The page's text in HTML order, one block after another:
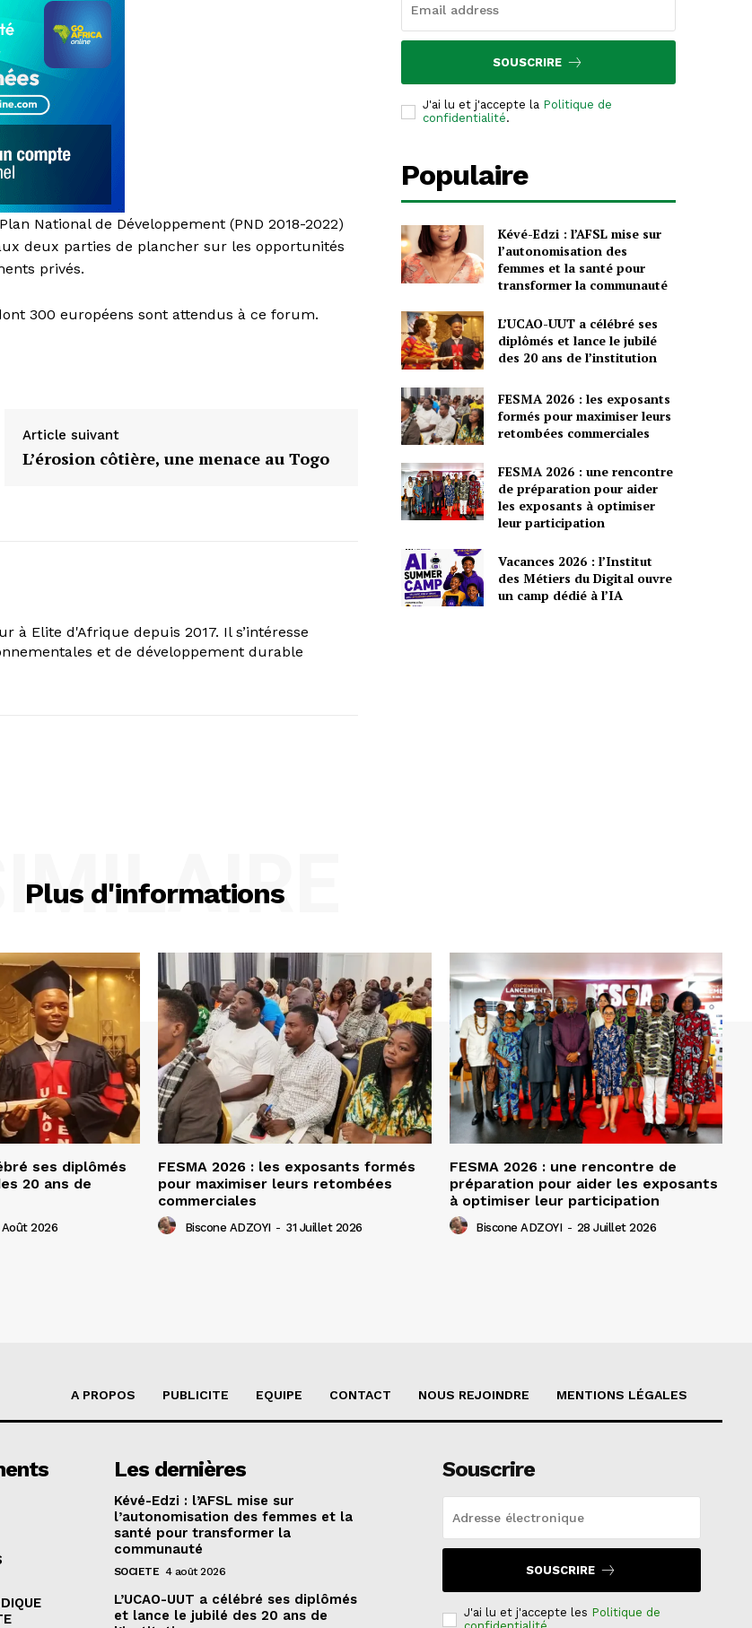
National de Développement (PND 2018-2022)
deux parties de plancher sur les opportunités
privés.
300 européens sont attendus à ce forum.
Article suivant
L’érosion côtière, une menace au Togo
à Elite d'Afrique depuis 2017. Il s’intéresse
et de développement durable
SOUSCRIRE
J'ai lu et j'accepte la Politique de
confidentialité.
Populaire
Kévé-Edzi : l’AFSL mise sur
l’autonomisation des
femmes et la santé pour
transformer la communauté
L’UCAO-UUT a célébré ses
diplômés et lance le jubilé
des 20 ans de l’institution
FESMA 2026 : les exposants
formés pour maximiser leurs
retombées commerciales
FESMA 2026 : une rencontre
de préparation pour aider
les exposants à optimiser
leur participation
Vacances 2026 : l’Institut
des Métiers du Digital ouvre
un camp dédié à l’IA
Plus d'informations
SIMILAIRE
ses diplômés
20 ans de
Août 2026
FESMA 2026 : les exposants formés
pour maximiser leurs retombées
commerciales
Biscone ADZOYI - 31 Juillet 2026
FESMA 2026 : une rencontre de
préparation pour aider les exposants
à optimiser leur participation
Biscone ADZOYI - 28 Juillet 2026
A PROPOS PUBLICITE EQUIPE CONTACT NOUS REJOINDRE MENTIONS LÉGALES
Les dernières
Kévé-Edzi : l’AFSL mise sur
l’autonomisation des femmes et la
santé pour transformer la
communauté
SOCIETE 4 août 2026
L’UCAO-UUT a célébré ses diplômés
et lance le jubilé des 20 ans de
Souscrire
SOUSCRIRE
J'ai lu et j'accepte les Politique de